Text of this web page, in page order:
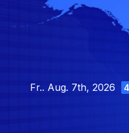
Fr.. Aug. 7th, 2026